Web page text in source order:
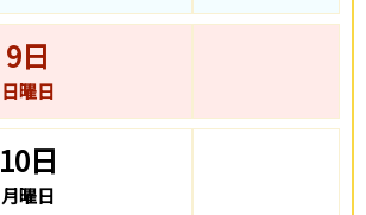
9日
日曜日
10日
月曜日